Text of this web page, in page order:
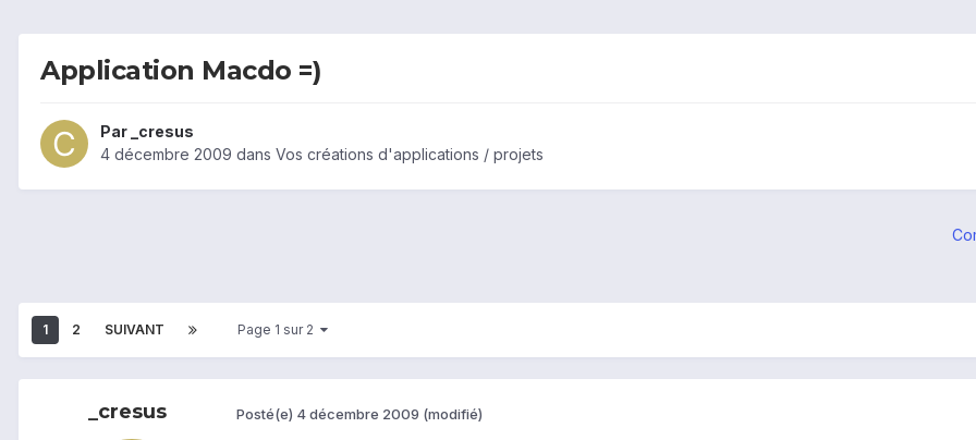
Application Macdo =)
Par
_cresus
4 décembre 2009 dans Vos créations d'applications / projets
1 2 SUIVANT Page 1 sur 2
_cresus Posté(e) 4 décembre 2009 (modifié)